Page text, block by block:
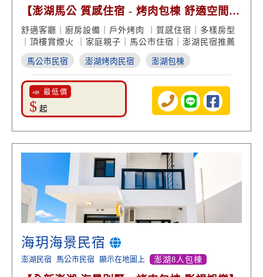
【澎湖馬公 質感住宿 - 烤肉包棟 舒適空間
便利交通】
舒適客廳｜廚房設備｜戶外烤肉 ｜質感住宿｜多樣房型
｜頂樓賞煙火 ｜家庭親子｜馬公市住宿｜澎湖民宿推薦
馬公市民宿 澎湖烤肉民宿 澎湖包棟
📣 最低價
$ 起
海玥海景民宿
澎湖民宿 馬公市民宿 顯示在地圖上 澎湖8人包棟